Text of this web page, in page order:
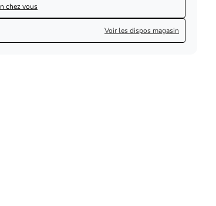
chez vous
Voir les dispos magasin